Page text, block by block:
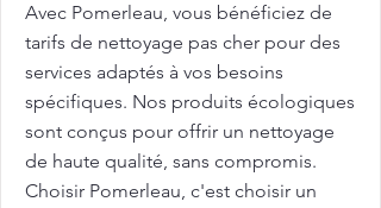
Avec Pomerleau, vous bénéficiez de
tarifs de nettoyage pas cher pour des
services adaptés à vos besoins
spécifiques. Nos produits écologiques
sont conçus pour offrir un nettoyage
de haute qualité, sans compromis.
Choisir Pomerleau, c'est choisir un